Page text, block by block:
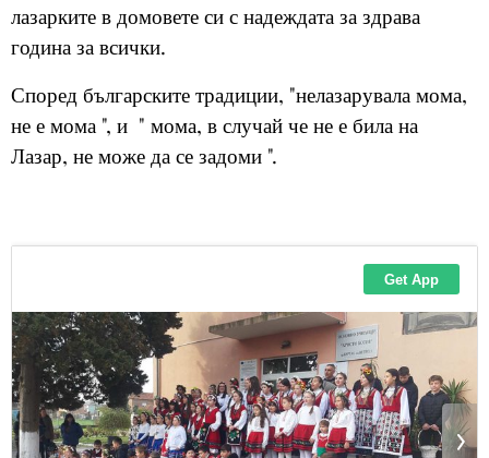
лазарките в домовете си с надеждата за здрава
година за всички.
Според българските традиции, "нелазарувала мома,
не е мома ", и " мома, в случай че не е била на
Лазар, не може да се задоми ".